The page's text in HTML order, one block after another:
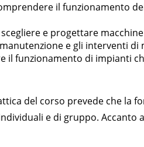
il funzionamento
e progettare
e gli interventi di
il funzionamento di impianti
del corso prevede che la
e di gruppo.